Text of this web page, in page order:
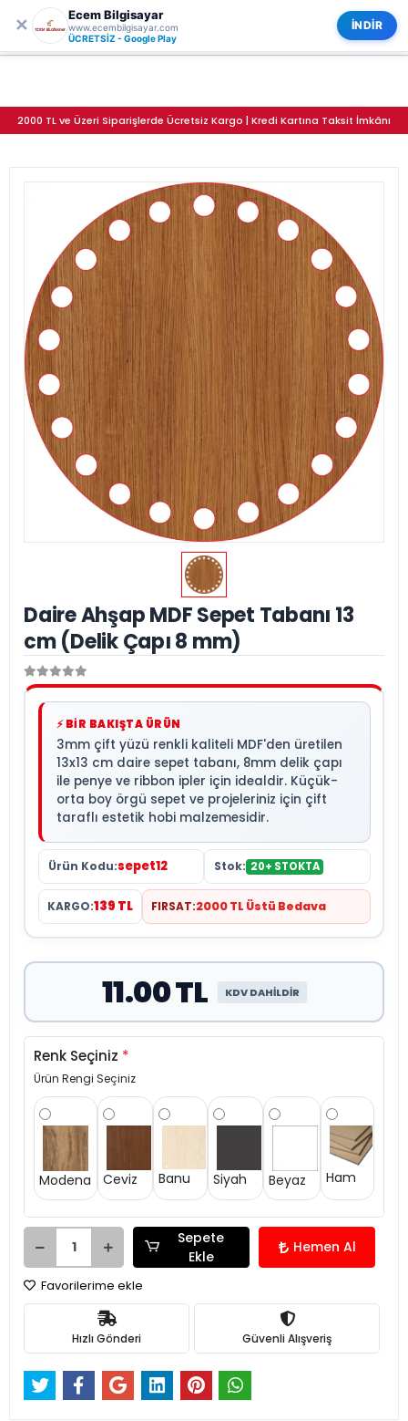
✕
Ecem Bilgisayar
www.ecembilgisayar.com
ÜCRETSİZ - Google Play
İNDİR
2000 TL ve Üzeri Siparişlerde Ücretsiz Kargo | Kredi Kartına Taksit İmkânı
0
Daire Ahşap MDF Sepet Tabanı 13
cm (Delik Çapı 8 mm)
⚡ BİR BAKIŞTA ÜRÜN
3mm çift yüzü renkli kaliteli MDF'den üretilen
13x13 cm daire sepet tabanı, 8mm delik çapı
ile penye ve ribbon ipler için idealdir. Küçük-
orta boy örgü sepet ve projeleriniz için çift
taraflı estetik hobi malzemesidir.
Ürün Kodu:sepet12 Stok: 20+ STOKTA
KARGO:139 TL FIRSAT:2000 TL Üstü Bedava
11.00 TL KDV DAHİLDİR
Renk Seçiniz *
Ürün Rengi Seçiniz
Modena Ceviz Banu Siyah Beyaz Ham
Sepete
Ekle
Hemen Al
Favorilerime ekle
Hızlı Gönderi Güvenli Alışveriş
ECEM BİLGİSAYAR
Kategoriler